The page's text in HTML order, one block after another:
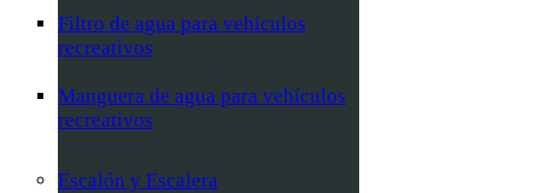
Filtro de agua para vehículos
recreativos
Manguera de agua para vehículos
recreativos
Escalón y Escalera